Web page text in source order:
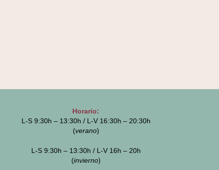
Horario:
L-S 9:30h – 13:30h / L-V 16:30h – 20:30h
(verano)
L-S 9:30h – 13:30h / L-V 16h – 20h
(invierno)